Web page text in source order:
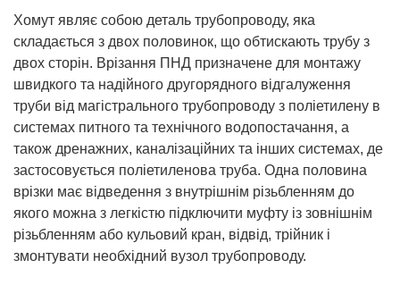
Хомут являє собою деталь трубопроводу, яка
складається з двох половинок, що обтискають трубу з
двох сторін. Врізання ПНД призначене для монтажу
швидкого та надійного другорядного відгалуження
труби від магістрального трубопроводу з поліетилену в
системах питного та технічного водопостачання, а
також дренажних, каналізаційних та інших системах, де
застосовується поліетиленова труба. Одна половина
врізки має відведення з внутрішнім різьбленням до
якого можна з легкістю підключити муфту із зовнішнім
різьбленням або кульовий кран, відвід, трійник і
змонтувати необхідний вузол трубопроводу.